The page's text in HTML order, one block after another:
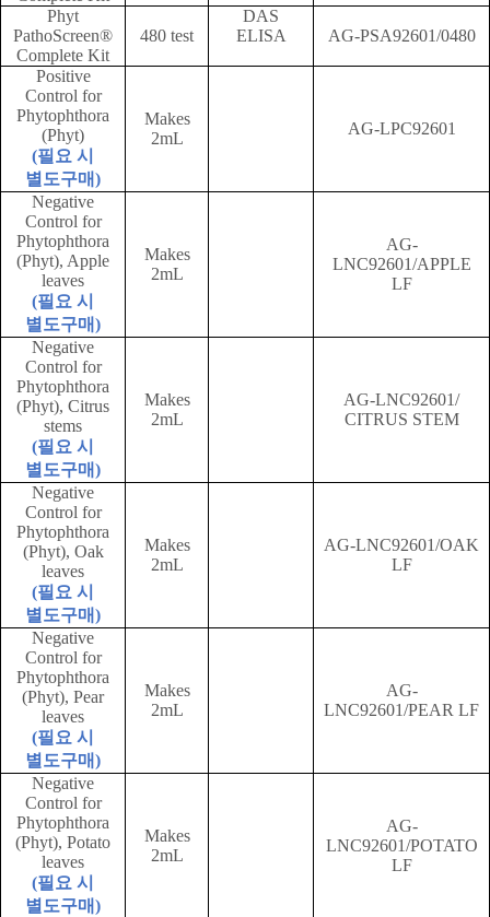
Phyt
PathoScreen®
Complete Kit
480 test
DAS
ELISA
AG-PSA92601/0480
Positive
Control for
Phytophthora
(Phyt)
(필요 시
별도구매)
Makes
2mL
AG-LPC92601
Negative
Control for
Phytophthora
(Phyt), Apple
leaves
(필요 시
별도구매)
Makes
2mL
AG-
LNC92601/APPLE
LF
Negative
Control for
Phytophthora
(Phyt), Citrus
stems
(필요 시
별도구매)
Makes
2mL
AG-LNC92601/
CITRUS STEM
Negative
Control for
Phytophthora
(Phyt), Oak
leaves
(필요 시
별도구매)
Makes
2mL
AG-LNC92601/OAK
LF
Negative
Control for
Phytophthora
(Phyt), Pear
leaves
(필요 시
별도구매)
Makes
2mL
AG-
LNC92601/PEAR LF
Negative
Control for
Phytophthora
(Phyt), Potato
leaves
(필요 시
별도구매)
Makes
2mL
AG-
LNC92601/POTATO
LF